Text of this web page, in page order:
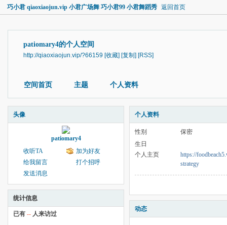
巧小君 qiaoxiaojun.vip 小君广场舞 巧小君99 小君舞蹈秀 返回首页
patiomary4的个人空间
http://qiaoxiaojun.vip/?66159 [收藏] [复制] [RSS]
空间首页 主题 个人资料
头像
patiomary4
收听TA
加为好友
给我留言
打个招呼
发送消息
统计信息
已有 -- 人来访过
个人资料
性别
保密
生日
个人主页
https://
strategy
动态